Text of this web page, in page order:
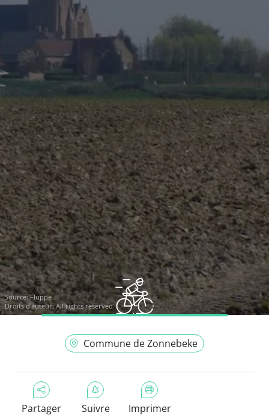
Source:Fluppe
Droits d'auteur: All rights reserved
Commune de Zonnebeke
Partager Suivre Imprimer